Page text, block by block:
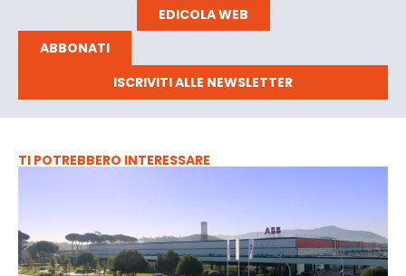
EDICOLA WEB
ABBONATI
ISCRIVITI ALLE NEWSLETTER
TI POTREBBERO INTERESSARE